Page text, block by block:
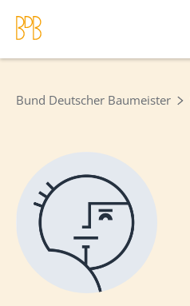
Bund Deutscher Baumeister